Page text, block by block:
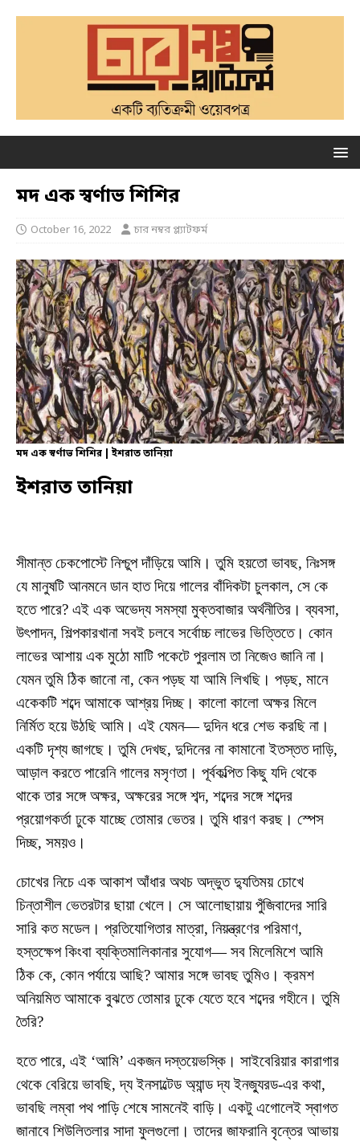
মদ এক স্বর্ণাভ শিশির
October 16, 2022 চার নম্বর প্ল্যাটফর্ম
মদ এক স্বর্ণাভ শিশির | ইশরাত তানিয়া
ইশরাত তানিয়া
সীমান্ত চেকপোস্টে নিশ্চুপ দাঁড়িয়ে আমি। তুমি হয়তো ভাবছ, নিঃসঙ্গ
যে মানুষটি আনমনে ডান হাত দিয়ে গালের বাঁদিকটা চুলকাল, সে কে
হতে পারে? এই এক অভেদ্য সমস্যা মুক্তবাজার অর্থনীতির। ব্যবসা,
উৎপাদন, শিল্পকারখানা সবই চলবে সর্বোচ্চ লাভের ভিত্তিতে। কোন
লাভের আশায় এক মুঠো মাটি পকেটে পুরলাম তা নিজেও জানি না।
যেমন তুমি ঠিক জানো না, কেন পড়ছ যা আমি লিখছি। পড়ছ, মানে
একেকটি শব্দে আমাকে আশ্রয় দিচ্ছ। কালো কালো অক্ষর মিলে
নির্মিত হয়ে উঠছি আমি। এই যেমন— দুদিন ধরে শেভ করছি না।
একটি দৃশ্য জাগছে। তুমি দেখছ, দুদিনের না কামানো ইতস্তত দাড়ি,
আড়াল করতে পারেনি গালের মসৃণতা। পূর্বকল্পিত কিছু যদি থেকে
থাকে তার সঙ্গে অক্ষর, অক্ষরের সঙ্গে শব্দ, শব্দের সঙ্গে শব্দের
প্রয়োগকর্তা ঢুকে যাচ্ছে তোমার ভেতর। তুমি ধারণ করছ। স্পেস
দিচ্ছ, সময়ও।
চোখের নিচে এক আকাশ আঁধার অথচ অদ্ভুত দ্যুতিময় চোখে
চিন্তাশীল ভেতরটার ছায়া খেলে। সে আলোছায়ায় পুঁজিবাদের সারি
সারি কত মডেল। প্রতিযোগিতার মাত্রা, নিয়ন্ত্রণের পরিমাণ,
হস্তক্ষেপ কিংবা ব্যক্তিমালিকানার সুযোগ— সব মিলেমিশে আমি
ঠিক কে, কোন পর্যায়ে আছি? আমার সঙ্গে ভাবছ তুমিও। ক্রমশ
অনিয়মিত আমাকে বুঝতে তোমার ঢুকে যেতে হবে শব্দের গহীনে। তুমি
তৈরি?
হতে পারে, এই ‘আমি’ একজন দস্তয়েভস্কি। সাইবেরিয়ার কারাগার
থেকে বেরিয়ে ভাবছি, দ্য ইনসাল্টেড অ্যান্ড দ্য ইনজ্যুরড-এর কথা,
ভাবছি লম্বা পথ পাড়ি শেষে সামনেই বাড়ি। একটু এগোলেই স্বাগত
জানাবে শিউলিতলার সাদা ফুলগুলো। তাদের জাফরানি বৃন্তের আভায়